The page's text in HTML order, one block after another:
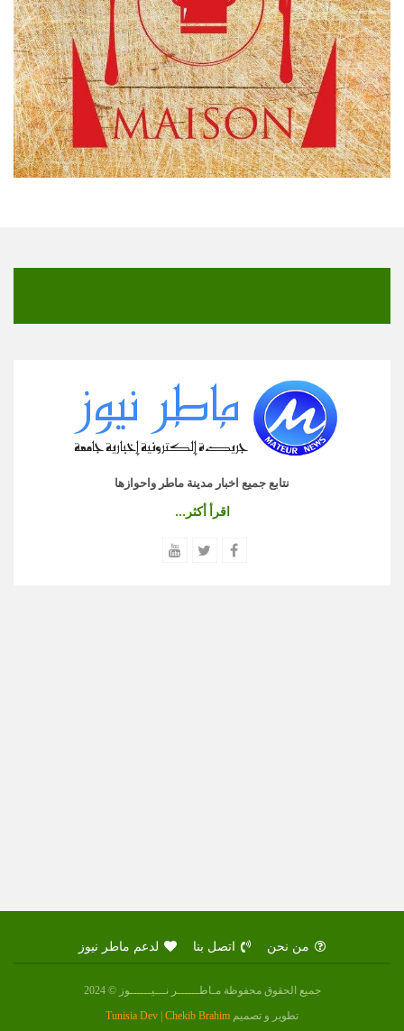
نتابع جميع اخبار مدينة ماطر واحوازها
اقرأ أكثر...
من نحن اتصل بنا لدعم ماطر نيوز
جميع الحقوق محفوظة مـاطــــــر نـــيــــــوز © 2024
تطوير و تصميم Tunisia Dev | Chekib Brahim